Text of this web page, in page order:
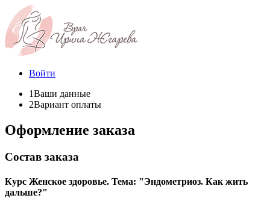
Войти
1Ваши данные
2Вариант оплаты
Оформление заказа
Состав заказа
Курс Женское здоровье. Тема: "Эндометриоз. Как жить
дальше?"